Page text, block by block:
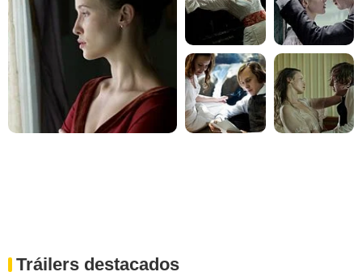
Tráilers destacados